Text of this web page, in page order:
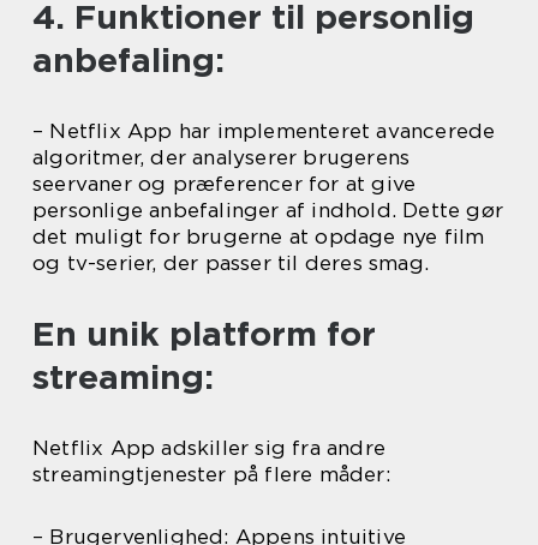
4. Funktioner til personlig
anbefaling:
– Netflix App har implementeret avancerede
algoritmer, der analyserer brugerens
seervaner og præferencer for at give
personlige anbefalinger af indhold. Dette gør
det muligt for brugerne at opdage nye film
og tv-serier, der passer til deres smag.
En unik platform for
streaming:
Netflix App adskiller sig fra andre
streamingtjenester på flere måder:
– Brugervenlighed: Appens intuitive